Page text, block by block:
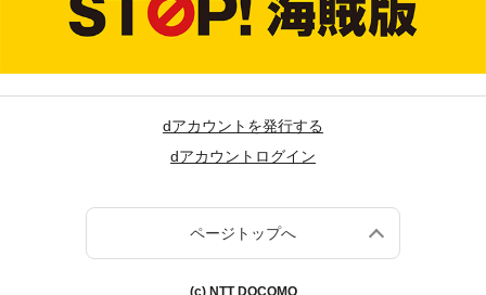
dアカウントを発行する
dアカウントログイン
ページトップへ